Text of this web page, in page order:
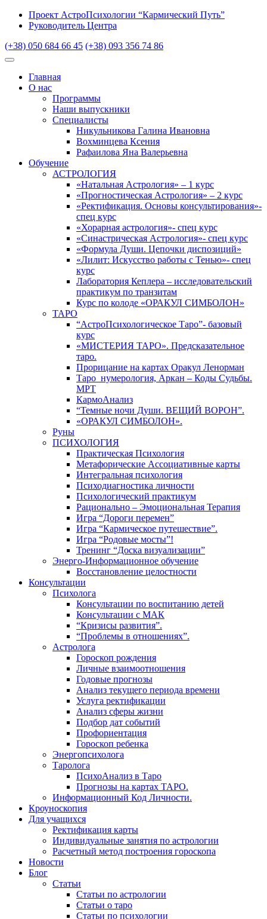
Проект АстроПсихологии “Кармический Путь”
Руководитель Центра
(+38) 050 684 66 45 (+38) 093 356 74 86
Главная
О нас
Программы
Наши выпускники
Специалисты
Никульникова Галина Ивановна
Вохминцева Ксения
Рафаилова Яна Валерьевна
Обучение
АСТРОЛОГИЯ
«Натальная Астрология» – 1 курс
«Прогностическая Астрология» – 2 курс
«Ректификация. Основы консультирования»-
спец курс
«Хорарная астрология»- спец курс
«Синастрическая Астрология»- спец курс
«Формула Души. Цепочки диспозиций»
«Лилит: Искусство работы с Тенью»- спец
курс
Лаборатория Кеплера – исследовательский
практикум по транзитам
Курс по колоде «ОРАКУЛ СИМБОЛОН»
ТАРО
“АстроПсихологическое Таро”- базовый
курс
«МИСТЕРИЯ ТАРО». Предсказательное
таро.
Прорицание на картах Оракул Ленорман
Таро_нумерология, Аркан – Коды Судьбы.
МРТ
КармоАнализ
“Темные ночи Души. ВЕЩИЙ ВОРОН”.
«ОРАКУЛ СИМБОЛОН».
Руны
ПСИХОЛОГИЯ
Практическая Психология
Метафорические Ассоциативные карты
Интегральная психология
Психодиагностика личности
Психологический практикум
Рационально – Эмоциональная Терапия
Игра “Дороги перемен”
Игра “Кармическое путешествие”.
Игра “Родовые мосты”!
Тренинг “Доска визуализации”
Энерго-Информационное обучение
Восстановление целостности
Консультации
Психолога
Консультации по воспитанию детей
Консультации с МАК
“Кризисы развития”.
“Проблемы в отношениях”.
Астролога
Гороскоп рождения
Личные взаимоотношения
Годовые прогнозы
Анализ текущего периода времени
Услуга ректификации
Анализ сферы жизни
Подбор дат событий
Профориентация
Гороскоп ребенка
Энергопсихолога
Таролога
ПсихоАнализ в Таро
Прогнозы на картах ТАРО.
Информационный Код Личности.
Кроуноскопия
Для учащихся
Ректификация карты
Индивидуальные занятия по астрологии
Расчетный метод построения гороскопа
Новости
Блог
Статьи
Статьи по астрологии
Статьи о таро
Статьи по психологии